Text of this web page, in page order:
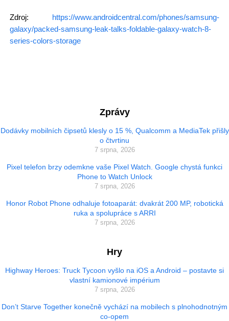
Zdroj: https://www.androidcentral.com/phones/samsung-
galaxy/packed-samsung-leak-talks-foldable-galaxy-watch-8-
series-colors-storage
Zprávy
Dodávky mobilních čipsetů klesly o 15 %, Qualcomm a MediaTek přišly
o čtvrtinu
7 srpna, 2026
Pixel telefon brzy odemkne vaše Pixel Watch. Google chystá funkci
Phone to Watch Unlock
7 srpna, 2026
Honor Robot Phone odhaluje fotoaparát: dvakrát 200 MP, robotická
ruka a spolupráce s ARRI
7 srpna, 2026
Hry
Highway Heroes: Truck Tycoon vyšlo na iOS a Android – postavte si
vlastní kamionové impérium
7 srpna, 2026
Don’t Starve Together konečně vychází na mobilech s plnohodnotným
co-opem